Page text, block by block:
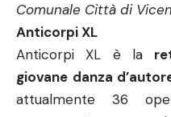
Comunale Città di
Anticorpi XL
Anticorpi XL è la
giovane danza
attualmente 36